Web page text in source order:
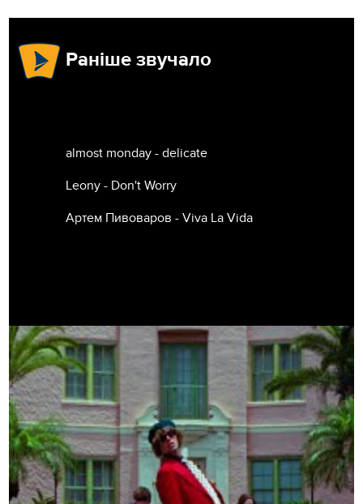
Раніше звучало
almost monday - delicate
Leony - Don't Worry
Артем Пивоваров - Viva La Vida